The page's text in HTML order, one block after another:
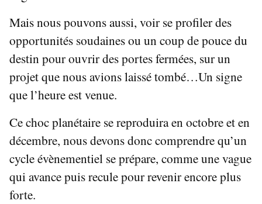
Mais nous pouvons aussi, voir se profiler des
opportunités soudaines ou un coup de pouce du
destin pour ouvrir des portes fermées, sur un
projet que nous avions laissé tombé…Un signe
que l’heure est venue.
Ce choc planétaire se reproduira en octobre et en
décembre, nous devons donc comprendre qu’un
cycle évènementiel se prépare, comme une vague
qui avance puis recule pour revenir encore plus
forte.